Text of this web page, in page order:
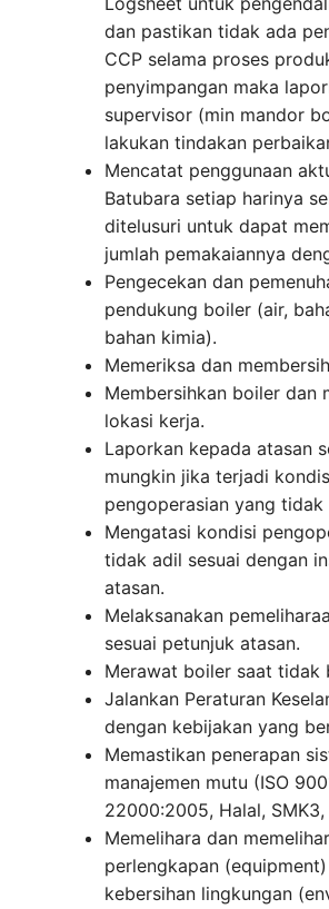
dan pastikan tidak ada
CCP selama proses
penyimpangan maka
supervisor (min mandor
lakukan tindakan
Mencatat penggunaan
Batubara setiap harinya
ditelusuri untuk dapat
jumlah pemakaiannya
Pengecekan dan
pendukung boiler (air,
bahan kimia).
Memeriksa dan
Membersihkan boiler dan
lokasi kerja.
Laporkan kepada atasan
mungkin jika terjadi
pengoperasian yang tidak
Mengatasi kondisi
tidak adil sesuai dengan
atasan.
Melaksanakan
sesuai petunjuk atasan.
Merawat boiler saat tidak
Jalankan Peraturan
dengan kebijakan yang
Memastikan penerapan
manajemen mutu (ISO
22000:2005, Halal, SMK3,
Memelihara dan
perlengkapan
kebersihan lingkungan